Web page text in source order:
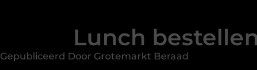
Lunch
Gepubliceerd Door Grotemarkt Beraad